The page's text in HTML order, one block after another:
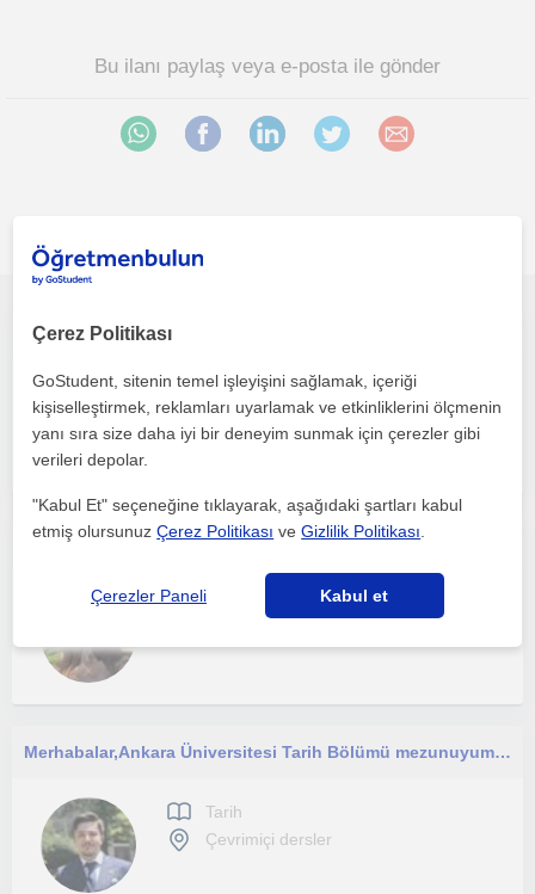
Bu ilanı paylaş veya e-posta ile gönder
SOSYAL BİLGİLER ONLİNE ÖZEL DERS
Tarih
Çevrimiçi dersler
Tarih
Merhabalar, ​Ankara Üniversitesi Tarih Bölümü mezunuyum ve şu an yine Ankara Üniversitesi Türk İnkılap Tarihi Enstitüsü’nde yüksek
Tarih
Çevrimiçi dersler
Çerez Politikası
GoStudent, sitenin temel işleyişini sağlamak, içeriği
kişiselleştirmek, reklamları uyarlamak ve etkinliklerini ölçmenin
yanı sıra size daha iyi bir deneyim sunmak için çerezler gibi
verileri depolar.
"Kabul Et" seçeneğine tıklayarak, aşağıdaki şartları kabul
etmiş olursunuzÇerez Politikası veGizlilik Politikası
Çerezler Paneli Kabul et